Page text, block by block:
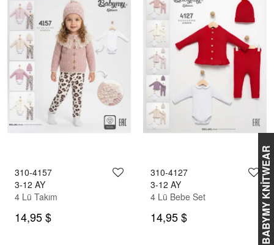
BABYMY KNİTWEAR
310-4157
3-12 AY
4 Lü Takım
14,95 $
310-4127
3-12 AY
4 Lü Bebe Set
14,95 $